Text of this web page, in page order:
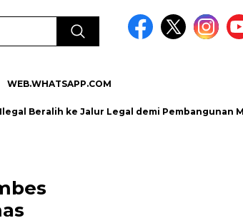
WEB.WHATSAPP.COM
ke Jalur Legal demi Pembangunan Madina